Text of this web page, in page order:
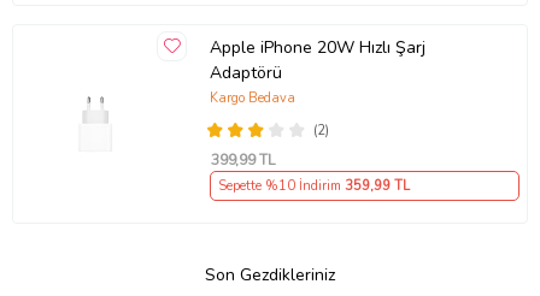
Apple iPhone 20W Hızlı Şarj
Adaptörü
(2)
Kargo Bedava
399,99 TL
Sepette %10 İndirim 359,99 TL
Son Gezdikleriniz